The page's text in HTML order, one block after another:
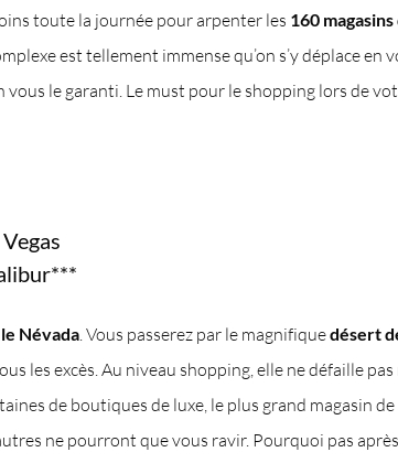
toute la journée pour arpenter les 160
est tellement immense qu’on s’y déplace en
vous le garanti. Le must pour le shopping lors de
le Névada. Vous passerez par le magnifiquedésert
les excès. Au niveau shopping, elle ne défaille
de boutiques de luxe, le plus grand magasin
ne pourront que vous ravir. Pourquoi pas